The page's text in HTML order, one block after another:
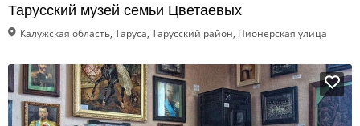
Тарусский музей семьи Цветаевых
Калужская область, Таруса, Тарусский район, Пионерская улица